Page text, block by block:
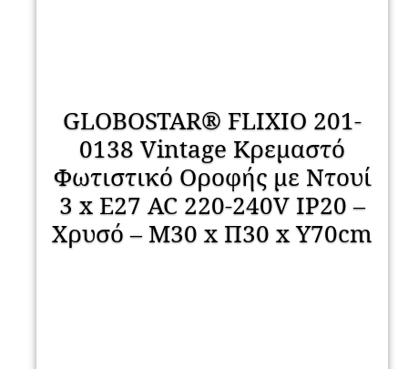
GLOBOSTAR® FLIXIO 201-
0138 Vintage Κρεμαστό
Φωτιστικό Οροφής με Ντουί
3 x E27 AC 220-240V IP20 –
Χρυσό – Μ30 x Π30 x Υ70cm